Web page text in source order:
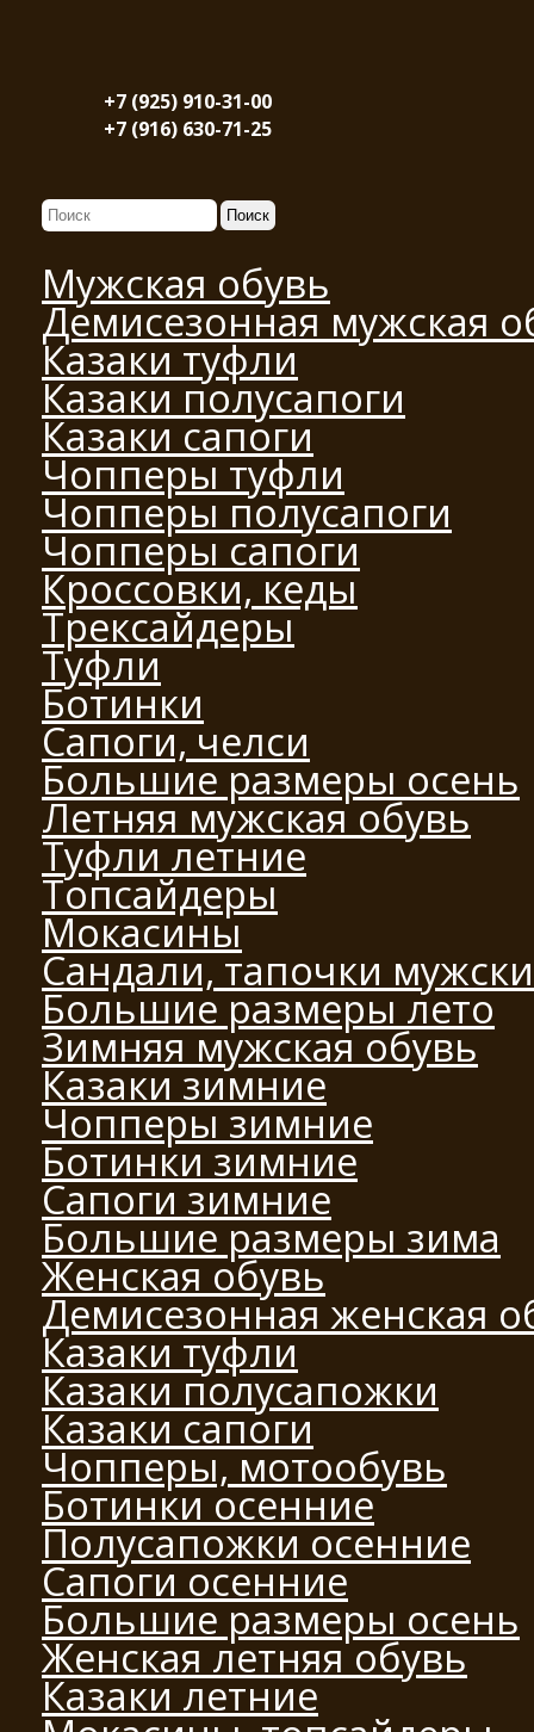
+7 (925) 910-31-00
+7 (916) 630-71-25
Мужская обувь
Демисезонная мужская
Казаки туфли
Казаки полусапоги
Казаки сапоги
Чопперы туфли
Чопперы полусапоги
Чопперы сапоги
Кроссовки, кеды
Трексайдеры
Туфли
Ботинки
Сапоги, челси
Большие размеры осень
Летняя мужская обувь
Туфли летние
Топсайдеры
Мокасины
Сандали, тапочки
Большие размеры лето
Зимняя мужская обувь
Казаки зимние
Чопперы зимние
Ботинки зимние
Сапоги зимние
Большие размеры зима
Женская обувь
Демисезонная женская
Казаки туфли
Казаки полусапожки
Казаки сапоги
Чопперы, мотообувь
Ботинки осенние
Полусапожки осенние
Сапоги осенние
Большие размеры осень
Женская летняя обувь
Казаки летние